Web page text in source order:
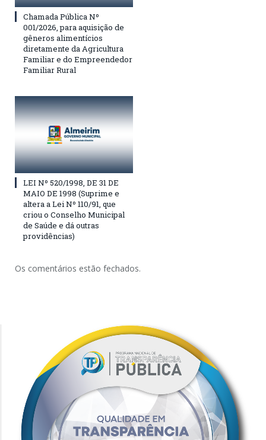
Chamada Pública Nº
001/2026, para aquisição de
gêneros alimentícios
diretamente da Agricultura
Familiar e do Empreendedor
Familiar Rural
LEI Nº 520/1998, DE 31 DE
MAIO DE 1998 (Suprime e
altera a Lei Nº 110/91, que
criou o Conselho Municipal
de Saúde e dá outras
providências)
Os comentários estão fechados.